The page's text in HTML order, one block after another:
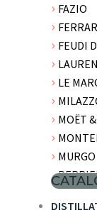
FAZIO
FEUDI
LE
MOËT
MURGO